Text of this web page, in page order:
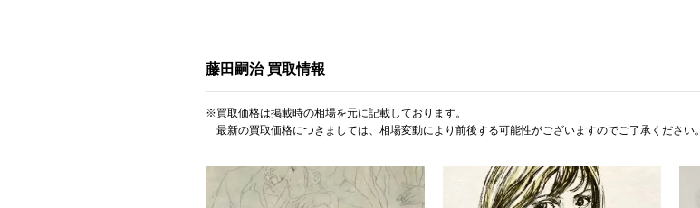
藤田嗣治 買取情報
※買取価格は掲載時の相場を元に記載しております。
最新の買取価格につきましては、相場変動により前後する可能性がございますのでご了承ください。